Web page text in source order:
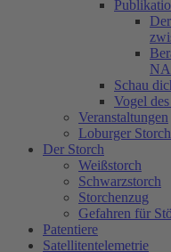
Schau
Vogel des
Veranstaltungen
Loburger
Der Storch
Weißstorch
Schwarzstorch
Storchenzug
Gefahren für
Patentiere
Satellitentelemetrie